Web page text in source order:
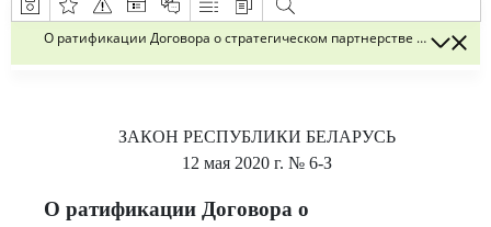
О ратификации Договора о стратегическом партнерстве между
ЗАКОН РЕСПУБЛИКИ БЕЛАРУСЬ
12 мая 2020 г. № 6-З
О ратификации Договора о